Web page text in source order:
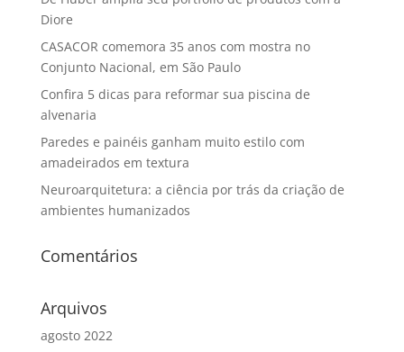
Diore
CASACOR comemora 35 anos com mostra no
Conjunto Nacional, em São Paulo
Confira 5 dicas para reformar sua piscina de
alvenaria
Paredes e painéis ganham muito estilo com
amadeirados em textura
Neuroarquitetura: a ciência por trás da criação de
ambientes humanizados
Comentários
Arquivos
agosto 2022